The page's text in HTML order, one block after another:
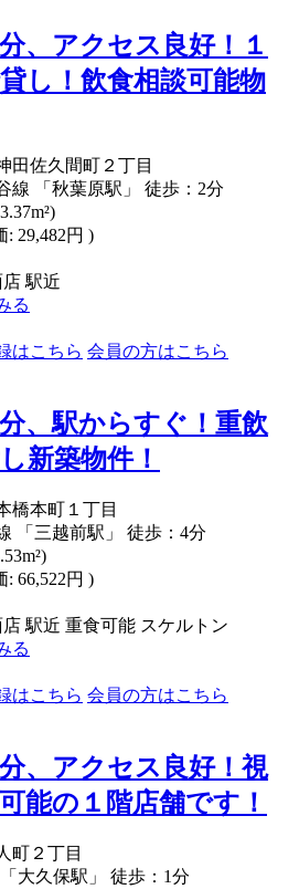
、アクセス良好！１
し！飲食相談可能物
田佐久間町２丁目
線 「秋葉原駅」 徒歩：2分
: 29,482円 )
店 駅近
る
はこちら 会員の方はこちら
、駅からすぐ！重飲
新築物件！
橋本町１丁目
「三越前駅」 徒歩：4分
: 66,522円 )
店 駅近 重食可能 スケルトン
る
はこちら 会員の方はこちら
、アクセス良好！視
能の１階店舗です！
町２丁目
大久保駅」 徒歩：1分